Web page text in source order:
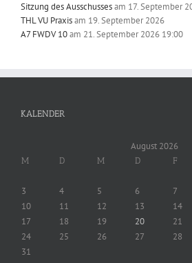
Sitzung des Ausschussesam 17. September
THL VU Praxisam 19. September 2026
A7 FWDV 10am 21. September 2026 19:00
KALENDER
August 2026
M D M D F
3
4 5 6 7
10
11 12 13 14
17
18 19 20 21
24
25 26 27 28
31